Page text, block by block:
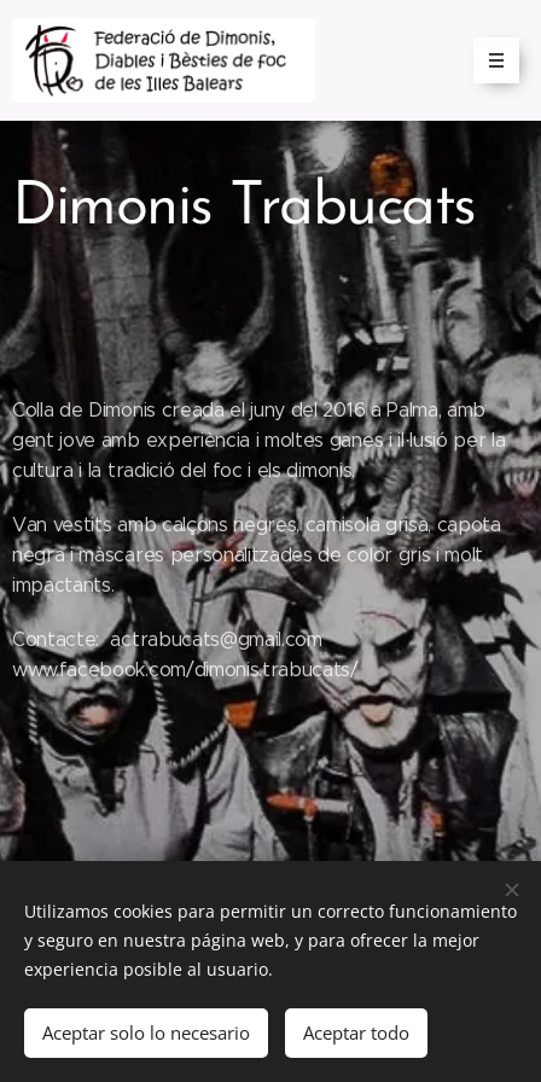
Dimonis Trabucats
Colla de Dimonis creada el juny del 2016 a Palma, amb
gent jove amb experiència i moltes ganes i il·lusió per la
cultura i la tradició del foc i els dimonis.
Van vestits amb calçons negres, camisola grisa, capota
negra i màscares personalitzades de color gris i molt
impactants.
Contacte: actrabucats@gmail.com
www.facebook.com/dimonis.trabucats/
Balears
Creado conWebnode Cookies
Utilizamos cookies para permitir un correcto funcionamiento
y seguro en nuestra página web, y para ofrecer la mejor
experiencia posible al usuario.
Aceptar solo lo necesario Aceptar todo